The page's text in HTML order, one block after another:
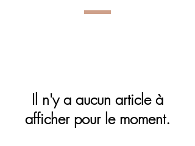
Il n'y a aucun article à
afficher pour le moment.